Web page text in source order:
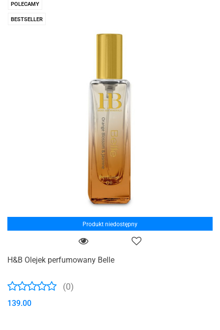
POLECAMY
BESTSELLER
Produkt niedostępny
H&B Olejek perfumowany Belle
(0)
139.00